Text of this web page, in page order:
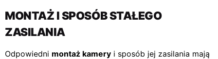
MONTAŻ I SPOSÓB STAŁEGO
ZASILANIA
Odpowiedni montaż kamery i sposób jej zasilania mają